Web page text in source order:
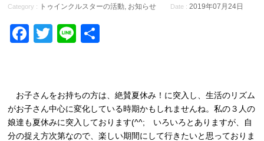
Category : トゥインクルスターの活動, お知らせ Date : 2019年07月24日
Facebook
Twitter
Line
お子さんをお持ちの方は、絶賛夏休み！に突入し、生活のリズム
がお子さん中心に変化している時期かもしれませんね。私の３人の
娘達も夏休みに突入しております(^^; いろいろとありますが、自
分の捉え方次第なので、楽しい期間にして行きたいと思っておりま